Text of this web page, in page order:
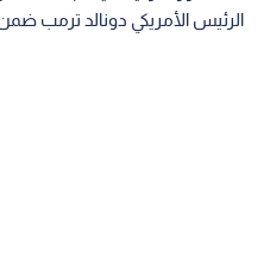
الرئيس الأمريكي دونالد ترمب